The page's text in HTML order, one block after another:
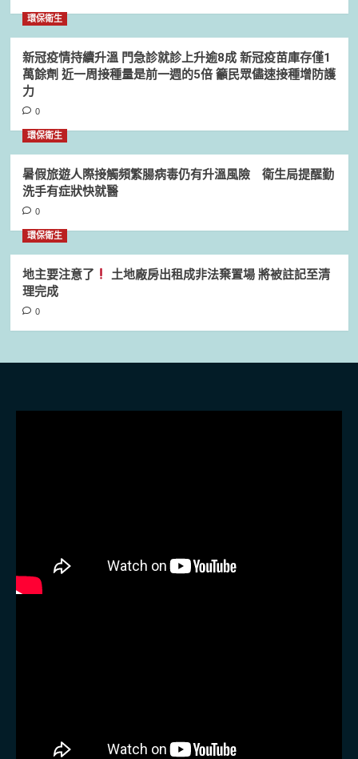
環保衛生
新冠疫情持續升溫 門急診就診上升逾8成 新冠疫苗庫存僅1
萬餘劑 近一周接種量是前一週的5倍 籲民眾儘速接種增防護
力
0
環保衛生
暑假旅遊人際接觸頻繁腸病毒仍有升溫風險 衛生局提醒勤
洗手有症狀快就醫
0
環保衛生
地主要注意了
土地廠房出租成非法棄置場 將被註記至清
理完成
0